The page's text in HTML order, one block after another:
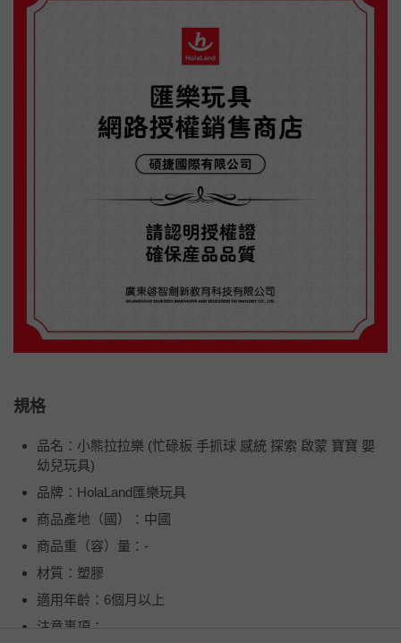
規格
品名：小熊拉拉樂 (忙碌板 手抓球 感統 探索 啟蒙 寶寶 嬰
幼兒玩具)
品牌：HolaLand匯樂玩具
商品產地（國）：中國
商品重（容）量：-
材質：塑膠
適用年齡：6個月以上
注意事項：